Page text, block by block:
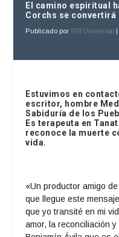
El camino espiritual
Corchs se convertirá
Publicado por 970 Universal
Estuvimos en
escritor, hombre
Sabiduría de los
Es terapeuta en
reconoce la muerte
vida.
«Un productor amigo
que llegue este
que yo transité en mi
amor, la reconciliación